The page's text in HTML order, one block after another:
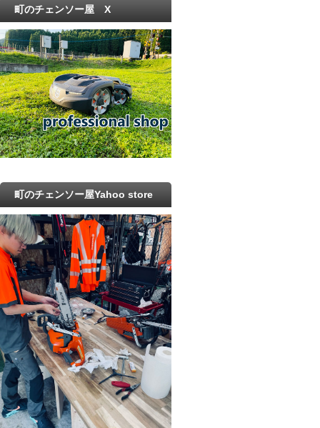
町のチェンソー屋 X
町のチェンソー屋Yahoo store